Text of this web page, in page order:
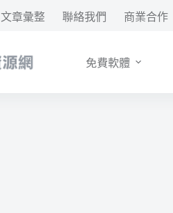
文章彙整 聯絡我們 商業合作
免費軟體